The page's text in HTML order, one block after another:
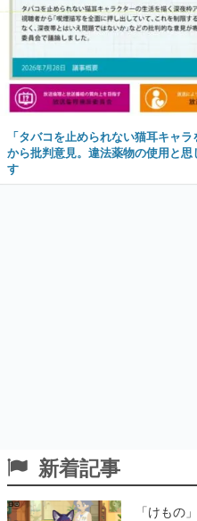
「タバコを止められない猫耳キャ
から批判意見。違法薬物の使用と
す
新着記事
「けもの